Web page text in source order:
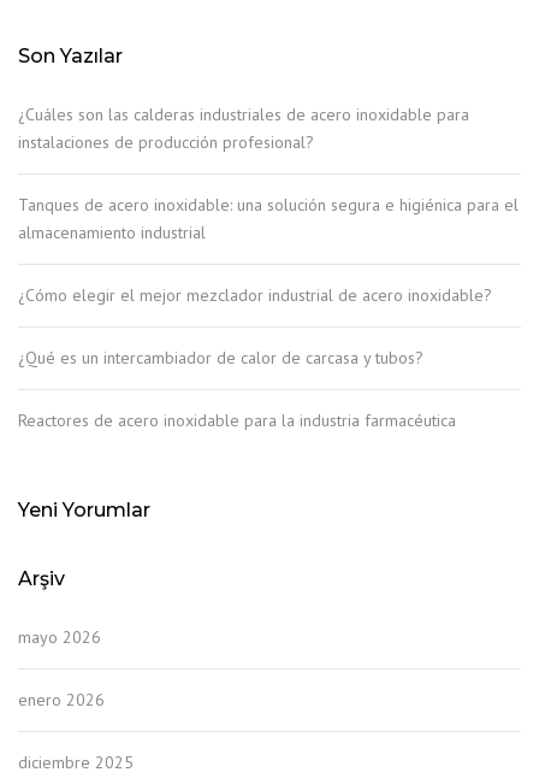
Son Yazılar
¿Cuáles son las calderas industriales de acero inoxidable para
instalaciones de producción profesional?
Tanques de acero inoxidable: una solución segura e higiénica para el
almacenamiento industrial
¿Cómo elegir el mejor mezclador industrial de acero inoxidable?
¿Qué es un intercambiador de calor de carcasa y tubos?
Reactores de acero inoxidable para la industria farmacéutica
Yeni Yorumlar
Arşiv
mayo 2026
enero 2026
diciembre 2025